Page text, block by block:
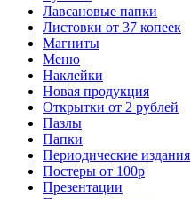
Лавсановые папки
Листовки от 37 копеек
Магниты
Меню
Наклейки
Новая продукция
Открытки от 2 рублей
Пазлы
Папки
Периодические издания
Постеры от 100р
Презентации